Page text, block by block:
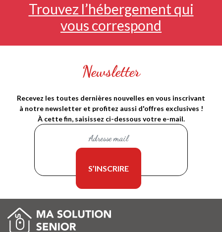
Trouvez l’hébergement qui
vous correspond
Newsletter
Recevez les toutes dernières nouvelles en vous inscrivant
à notre newsletter et profitez aussi d'offres exclusives !
À cette fin, saisissez ci-dessous votre e-mail.